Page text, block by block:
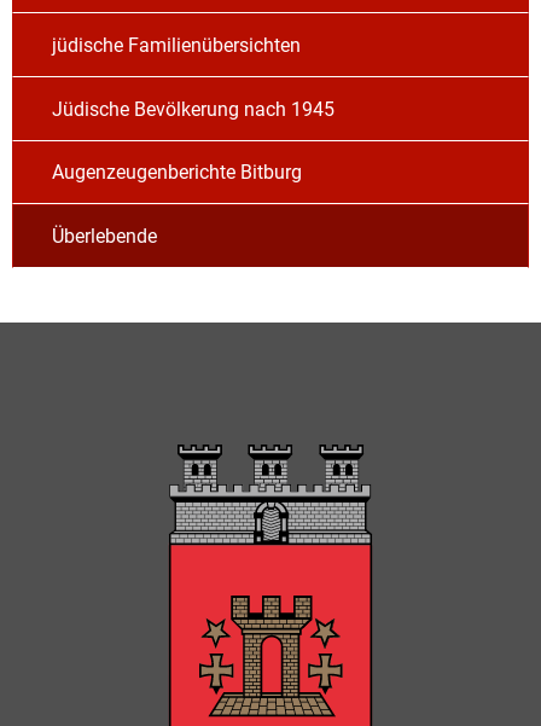
jüdische Familienübersichten
Jüdische Bevölkerung nach 1945
Augenzeugenberichte Bitburg
Überlebende